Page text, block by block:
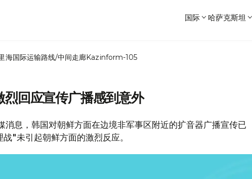
国际 哈萨克斯坦
海国际运输路线/中间走廊Kazinform-105
回应宣传广播感到意外
消息，韩国对朝鲜方面在边境非军事区附近的扩音器广播宣传已
"未引起朝鲜方面的激烈反应。